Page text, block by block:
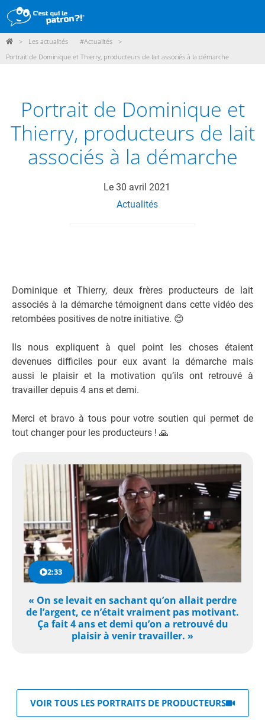
DÉMARCHE
POINTS DE VENTE
PARTICIPER
ACTUALITÉS
ME CONNECTER / ADHÉRER
> Les actualités #Actualités
>
Portrait de Dominique et Thierry, producteurs de lait associés à la démarche
Portrait de Dominique et
Thierry, producteurs de lait
associés à la démarche
Le 30 avril 2021
Actualités
2:33
« On se levait en sachant qu’on allait perdre
de l’argent, ce n’était vraiment pas motivant.
Ça fait 4 ans et demi qu’on a retrouvé du
plaisir à venir travailler. »
Dominique et Thierry, deux frères producteurs de lait
associés à la démarche témoignent dans cette vidéo des
retombées positives de notre initiative. 😊
Ils nous expliquent à quel point les choses étaient
devenues difficiles pour eux avant la démarche mais
aussi le plaisir et la motivation qu’ils ont retrouvé à
travailler depuis 4 ans et demi.
Merci et bravo à tous pour votre soutien qui permet de
tout changer pour les producteurs ! 🙏
VOIR TOUS LES PORTRAITS DE PRODUCTEURS